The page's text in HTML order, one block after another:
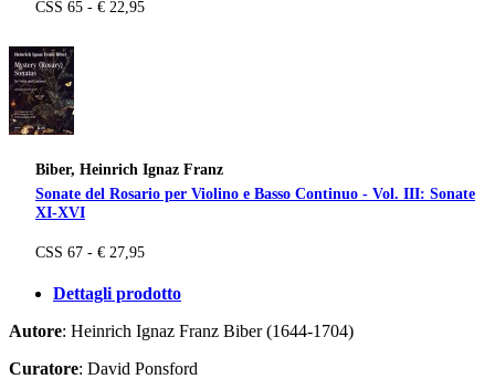
CSS 65 - € 22,95
Biber, Heinrich Ignaz Franz
Sonate del Rosario per Violino e Basso Continuo - Vol. III: Sonate
XI-XVI
CSS 67 - € 27,95
Dettagli prodotto
Autore: Heinrich Ignaz Franz Biber (1644-1704)
Curatore: David Ponsford